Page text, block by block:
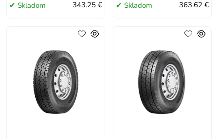
Skladom 343.25 € Skladom 363.62 €